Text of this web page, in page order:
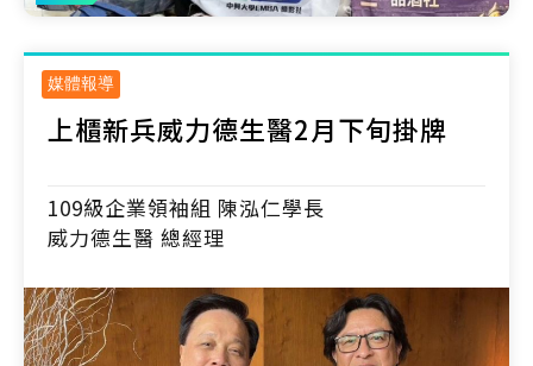
媒體報導
上櫃新兵威力德生醫2月下旬掛牌
109級企業領袖組 陳泓仁學長
威力德生醫 總經理